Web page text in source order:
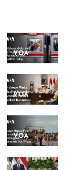
VOA
VOA
VOA